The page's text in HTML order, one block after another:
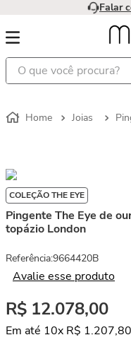
Falar
O que você procura?
Joias
COLEÇÃO THE EYE
Pingente The Eye de
topázio London
Referência:9664420B
Avalie esse produto
R$ 12.078,00
Em até 10x R$ 1.207,80